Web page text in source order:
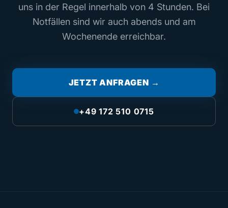
uns in der Regel innerhalb von 4 Stunden. Bei
Notfällen sind wir auch abends und am
Wochenende erreichbar.
JETZT ANFRAGEN →
+49 172 510 0715